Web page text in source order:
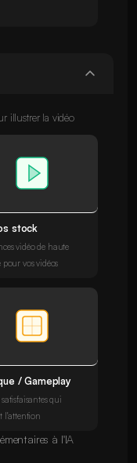
illustrer la vidéo
stock
vidéo de haute
vos vidéos
/ Gameplay
qui
l'attention
à l'IA